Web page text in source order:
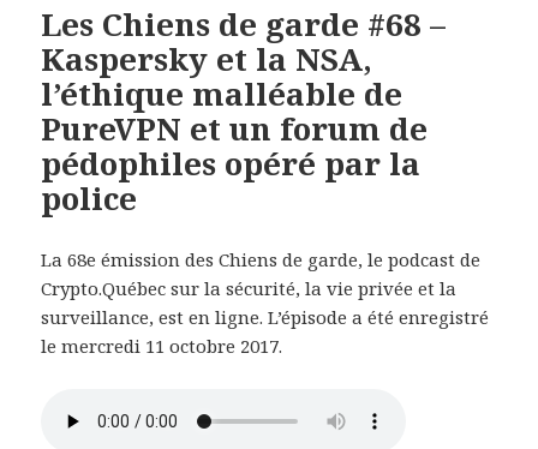
Les Chiens de garde #68 –
Kaspersky et la NSA,
l’éthique malléable de
PureVPN et un forum de
pédophiles opéré par la
police
La 68e émission des Chiens de garde, le podcast de
Crypto.Québec sur la sécurité, la vie privée et la
surveillance, est en ligne. L’épisode a été enregistré
le mercredi 11 octobre 2017.